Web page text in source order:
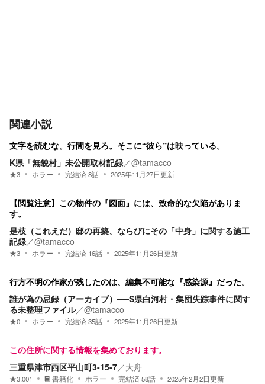
関連小説
文字を読むな。行間を見ろ。そこに“彼ら”は映っている。
K県「無貌村」未公開取材記録／@tamacco
★3 ホラー 完結済8話 2025年11月27日更新
【閲覧注意】この物件の『図面』には、致命的な欠陥がありま
す。
是枝（これえだ）邸の再築、ならびにその「中身」に関する施工
記録／@tamacco
★3 ホラー 完結済 16話 2025年11月26日更新
行方不明の作家が残したのは、編集不可能な『感染源』だった。
誰が為の忌録（アーカイブ）──S県白河村・集団失踪事件に関す
る未整理ファイル／@tamacco
★0 ホラー 完結済35話 2025年11月26日更新
この住所に関する情報を集めております。
三重県津市西区平山町3-15-7／大舟
★3,001 書籍化 ホラー 完結済 58話 2025年2月2日更新